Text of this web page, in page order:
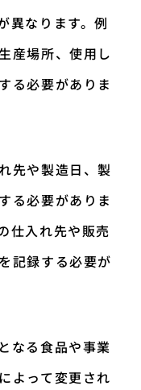
異なります。例
産場所、使用し
る必要がありま
先や製造日、製
る必要がありま
仕入れ先や販売
記録する必要が
なる食品や事業
よって変更され